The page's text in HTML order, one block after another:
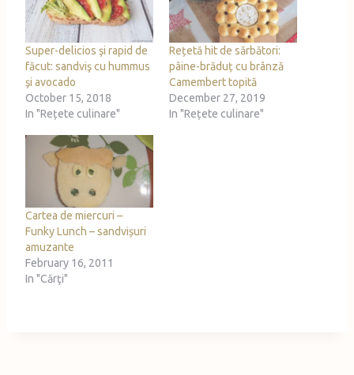
…
Super-delicios şi rapid de
făcut: sandviş cu hummus
şi avocado
October 15, 2018
In "Rețete culinare"
Rețetă hit de sărbători:
pâine-brăduț cu brânză
Camembert topită
December 27, 2019
In "Rețete culinare"
Cartea de miercuri –
Funky Lunch – sandvișuri
amuzante
February 16, 2011
In "Cărţi"